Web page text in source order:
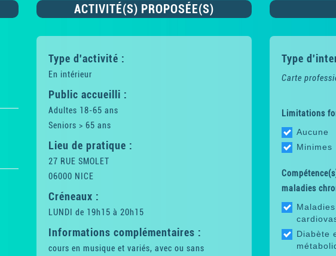
ACTIVITÉ(S) PROPOSÉE(S)
Type d'activité :
En intérieur
Public accueilli :
Adultes 18-65 ans
Seniors > 65 ans
Lieu de pratique :
27 RUE SMOLET
06000 NICE
Créneaux :
LUNDI de 19h15 à 20h15
Informations complémentaires :
cours en musique et variés, avec ou sans
Type
Carte
Limitations
Aucune
Minimes
maladies
Maladies
Diabète